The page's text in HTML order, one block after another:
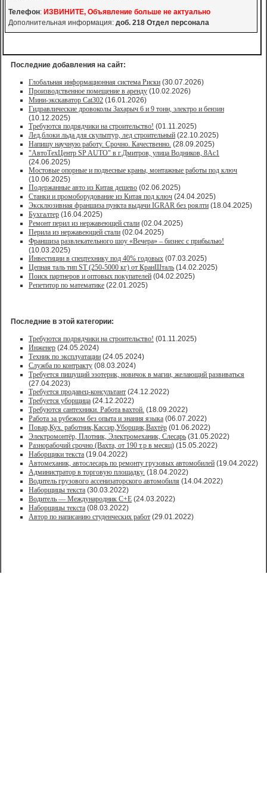
Телефон: ИЗВИНИТЕ, Объявление больше не актуально
Дополнительная информация: доб. 218 Отдел персонала
Последние добавления на сайт:
Глобальная информационная система Риски (30.07.2026)
Производственное помещение в аренду (10.02.2026)
Мини-экскаватор Cat302 (16.01.2026)
Гидравлические дровоколы Захарыч 6 и 9 тонн, электро и бензин
(10.12.2025)
Требуются подрядчики на строительство! (01.11.2025)
Лед,блоки льда для скульптур, лед строительный (22.10.2025)
Напишу научную работу. Срочно. Качественно. (28.09.2025)
"АвтоТехЦентр SP AUTO" в г.Дмитров, улица Водников, 8Ас1
(24.06.2025)
Мостовые опорные и подвесные краны, монтажные работы под ключ
(10.06.2025)
Подержанные авто из Китая дешево (02.06.2025)
Станки и промоборудование из Китая под ключ (24.04.2025)
Эксклюзивная франшиза пункта выдачи IGRAR без роялти (18.04.2025)
Бухгалтер (16.04.2025)
Ремонт перил из нержавеющей стали (02.04.2025)
Перила из нержавеющей стали (02.04.2025)
Франшиза развлекательного шоу «Вечера» – бизнес с прибылью!
(10.03.2025)
Инвестиции в спецтехнику под 40% годовых (07.03.2025)
Цепная таль тип ST (250-5000 кг) от КранШталь (14.02.2025)
Поиск партнеров и оптовых покупателей (04.02.2025)
Репетитор по математике (22.01.2025)
Последние в этой категории:
Требуются подрядчики на строительство! (01.11.2025)
Инженер (24.05.2024)
Техник по эксплуатации (24.05.2024)
Служба по контракту (08.03.2024)
Требуется пишущий эзотерик, новичок в магии, желающий развиваться
(27.04.2023)
Требуется продавец-консультант (24.12.2022)
Требуется уборщица (24.12.2022)
Требуются сантехники. Работа вахтой. (18.09.2022)
Работа за рубежом без опыта и знания языка (06.07.2022)
Повар,Кух. работник,Кассир,Уборщик,Вахтёр (01.06.2022)
Электромонтёр, Плотник, Электромеханик, Слесарь (31.05.2022)
Paзнoрабочий cрочно (Вахта, от 190 т.р в месяц) (15.05.2022)
Наборщики текста (19.04.2022)
Автомеханик, автослесарь по ремонту грузовых автомобилей (19.04.2022)
Администратор в торговую площадку. (18.04.2022)
Водитель грузового ассенизаторского автомобиля (14.04.2022)
Наборщицы текста (30.03.2022)
Водитель — Международник С+Е (24.03.2022)
Наборщицы текста (08.03.2022)
Автор по написанию студенческих работ (29.01.2022)